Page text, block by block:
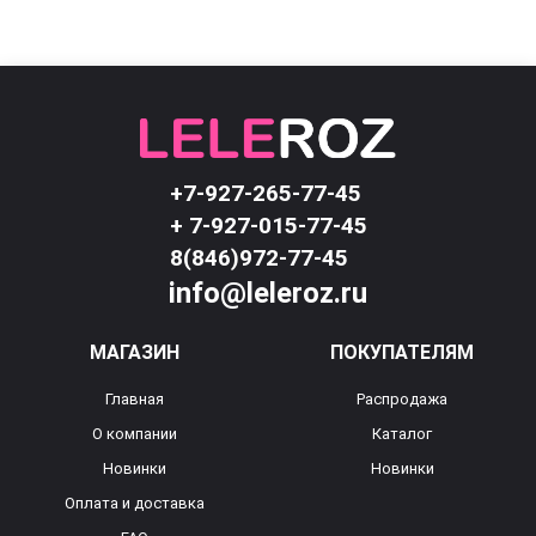
+7-927-265-77-45
+ 7-927-015-77-45
8(846)972-77-45
info@leleroz.ru
МАГАЗИН
Главная
О компании
Новинки
Оплата и доставка
ПОКУПАТЕЛЯМ
Распродажа
Каталог
Новинки